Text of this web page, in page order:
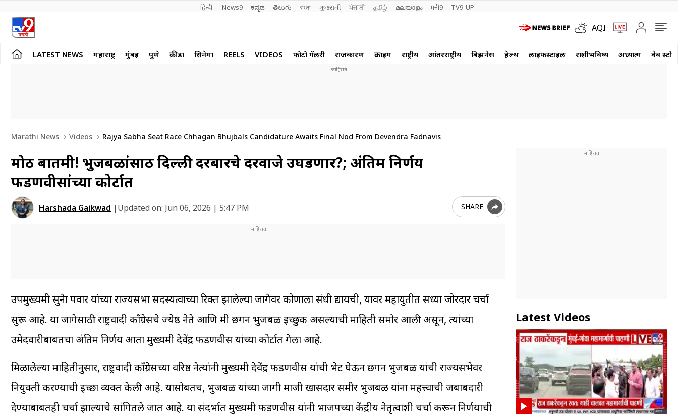
हिन्दी News9 ಕನ್ನಡ తెలుగు বাংলা ગુજરાતી ਪੰਜਾਬੀ தமிழ் മലയാളം मनी9 TV9-UP
AQI
LATEST NEWS महाराष्ट्र मुंबई पुणे क्रीडा सिनेमा REELS VIDEOS फोटो गॅलरी राजकारण क्राईम राष्ट्रीय आंतरराष्ट्रीय बिझनेस हेल्थ लाईफस्टाईल राशीभविष्य अध्यात्म वेब
Marathi News Videos Rajya Sabha Seat Race Chhagan Bhujbals Candidature Awaits Final Nod From Devendra Fadnavis
मोठी बातमी! भुजबळांसाठी दिल्ली दरबारचे दरवाजे उघडणार?; अंतिम निर्णय
फडणवीसांच्या कोर्टात
Harshada Gaikwad |Updated on: Jun 06, 2026 | 5:47 PM SHARE
उपमुख्यमंत्री सुनेत्रा पवार यांच्या राज्यसभा सदस्यत्वाच्या रिक्त झालेल्या जागेवर कोणाला संधी द्यायची, यावर महायुतीत सध्या जोरदार चर्चा
सुरू आहे. या जागेसाठी राष्ट्रवादी काँग्रेसचे ज्येष्ठ नेते आणि मंत्री छगन भुजबळ इच्छुक असल्याची माहिती समोर आली असून, त्यांच्या
उमेदवारीबाबतचा अंतिम निर्णय आता मुख्यमंत्री देवेंद्र फडणवीस यांच्या कोर्टात गेला आहे.
मिळालेल्या माहितीनुसार, राष्ट्रवादी काँग्रेसच्या वरिष्ठ नेत्यांनी मुख्यमंत्री देवेंद्र फडणवीस यांची भेट घेऊन छगन भुजबळ यांची राज्यसभेवर
नियुक्ती करण्याची इच्छा व्यक्त केली आहे. यासोबतच, भुजबळ यांच्या जागी माजी खासदार समीर भुजबळ यांना महत्त्वाची जबाबदारी
देण्याबाबतही चर्चा झाल्याचे सांगितले जात आहे. या संदर्भात मुख्यमंत्री फडणवीस यांनी भाजपच्या केंद्रीय नेतृत्वाशी चर्चा करून निर्णयाची
Latest Videos